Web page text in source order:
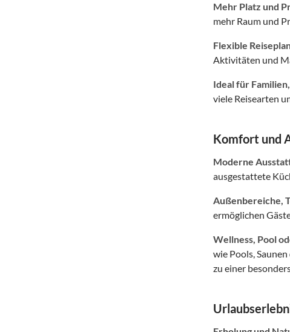
Mehr Platz und
mehr Raum und
Flexible
Aktivitäten und
Ideal für
viele Reisearten
Komfort und
Moderne
ausgestattete
Außenbereiche,
ermöglichen
Wellness, Pool
wie Pools,
zu einer